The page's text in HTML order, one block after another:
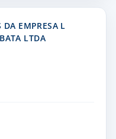
DA EMPRESA L
LTDA